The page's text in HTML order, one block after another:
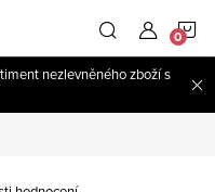
nezlevněného zboží s